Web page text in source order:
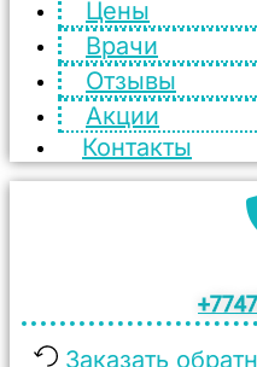
Цены
Врачи
Отзывы
Акции
Контакты
Заказать